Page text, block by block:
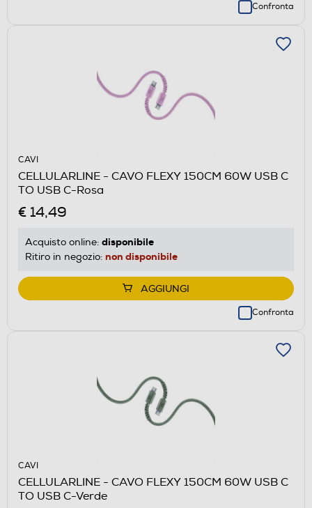
Confronta
CAVI
CELLULARLINE - CAVO FLEXY 150CM 60W USB C
TO USB C-Rosa
€ 14,49
Acquisto online: disponibile
Ritiro in negozio: non disponibile
AGGIUNGI
Confronta
CAVI
CELLULARLINE - CAVO FLEXY 150CM 60W USB C
TO USB C-Verde